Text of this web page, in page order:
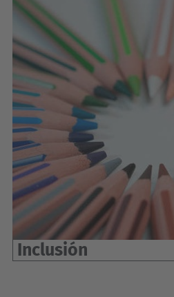
Inclusión